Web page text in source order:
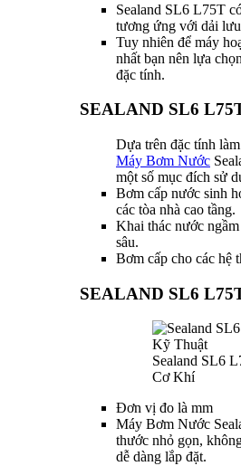
Sealand SL6 L75T
tương ứng với dải
Tuy nhiên để máy
nhất bạn nên lựa
đặc tính.
SEALAND SL6
Dựa trên đặc tính
Máy Bơm Nước
một số mục đích sử
Bơm cấp nước sinh
các tòa nhà cao tầng.
Khai thác nước
sâu.
Bơm cấp cho các hệ
SEALAND SL6
Sealand SL6
Cơ Khí
Đơn vị đo là mm
Máy Bơm Nước
thước nhỏ gọn,
dễ dàng lắp đặt.